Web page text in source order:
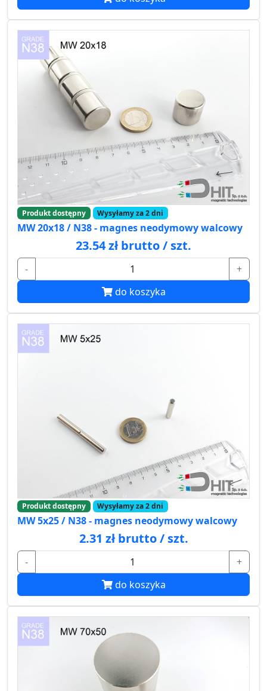
Produkt dostępny Wysyłamy za 2 dni
MW 20x18 / N38 - magnes neodymowy walcowy
23.54 zł brutto / szt.
-
+
do koszyka
Produkt dostępny Wysyłamy za 2 dni
MW 5x25 / N38 - magnes neodymowy walcowy
2.31 zł brutto / szt.
-
+
do koszyka